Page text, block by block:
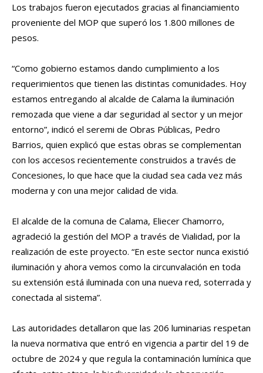
Los trabajos fueron ejecutados gracias al financiamiento
proveniente del MOP que superó los 1.800 millones de
pesos.
“Como gobierno estamos dando cumplimiento a los
requerimientos que tienen las distintas comunidades. Hoy
estamos entregando al alcalde de Calama la iluminación
remozada que viene a dar seguridad al sector y un mejor
entorno”, indicó el seremi de Obras Públicas, Pedro
Barrios, quien explicó que estas obras se complementan
con los accesos recientemente construidos a través de
Concesiones, lo que hace que la ciudad sea cada vez más
moderna y con una mejor calidad de vida.
El alcalde de la comuna de Calama, Eliecer Chamorro,
agradeció la gestión del MOP a través de Vialidad, por la
realización de este proyecto. “En este sector nunca existió
iluminación y ahora vemos como la circunvalación en toda
su extensión está iluminada con una nueva red, soterrada y
conectada al sistema”.
Las autoridades detallaron que las 206 luminarias respetan
la nueva normativa que entró en vigencia a partir del 19 de
octubre de 2024 y que regula la contaminación lumínica que